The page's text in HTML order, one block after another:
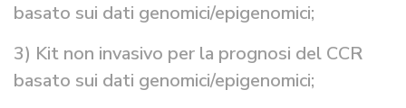
basato sui dati genomici/epigenomici;
3) Kit non invasivo per la prognosi del CCR
basato sui dati genomici/epigenomici;